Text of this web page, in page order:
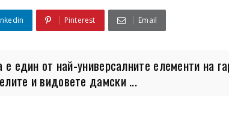
Pinterest Email
един от най-универсалните елементи на
и видовете дамски ...